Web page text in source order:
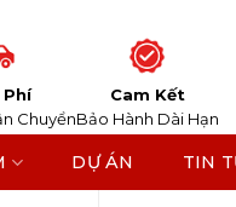
Phí
Chuyển
Cam Kết
Bảo Hành Dài Hạn
DỰ ÁN TIN